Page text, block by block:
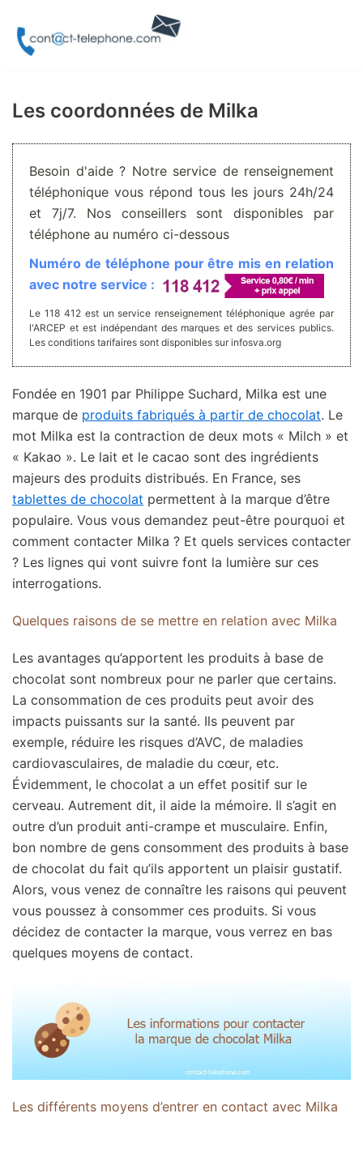
Aller
Les coordonnées de Milka
Besoin d'aide ? Notre service de renseignement
téléphonique vous répond tous les jours 24h/24
et 7j/7. Nos conseillers sont disponibles par
téléphone au numéro ci-dessous
Numéro de téléphone pour être mis en relation
avec notre service :
Le 118 412 est un service renseignement téléphonique agrée par
l'ARCEP et est indépendant des marques et des services publics.
Les conditions tarifaires sont disponibles sur infosva.org
Fondée en 1901 par Philippe Suchard, Milka est une
marque de produits fabriqués à partir de chocolat. Le
mot Milka est la contraction de deux mots « Milch » et
« Kakao ». Le lait et le cacao sont des ingrédients
majeurs des produits distribués. En France, ses
tablettes de chocolat permettent à la marque d’être
populaire. Vous vous demandez peut-être pourquoi et
comment contacter Milka ? Et quels services contacter
? Les lignes qui vont suivre font la lumière sur ces
interrogations.
Quelques raisons de se mettre en relation avec Milka
Les avantages qu’apportent les produits à base de
chocolat sont nombreux pour ne parler que certains.
La consommation de ces produits peut avoir des
impacts puissants sur la santé. Ils peuvent par
exemple, réduire les risques d’AVC, de maladies
cardiovasculaires, de maladie du cœur, etc.
Évidemment, le chocolat a un effet positif sur le
cerveau. Autrement dit, il aide la mémoire. Il s’agit en
outre d’un produit anti-crampe et musculaire. Enfin,
bon nombre de gens consomment des produits à base
de chocolat du fait qu’ils apportent un plaisir gustatif.
Alors, vous venez de connaître les raisons qui peuvent
vous poussez à consommer ces produits. Si vous
décidez de contacter la marque, vous verrez en bas
quelques moyens de contact.
Les différents moyens d’entrer en contact avec Milka